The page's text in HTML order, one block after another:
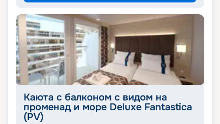
Каюта с балконом с видом на
променад и море Deluxe Fantastica
(PV)